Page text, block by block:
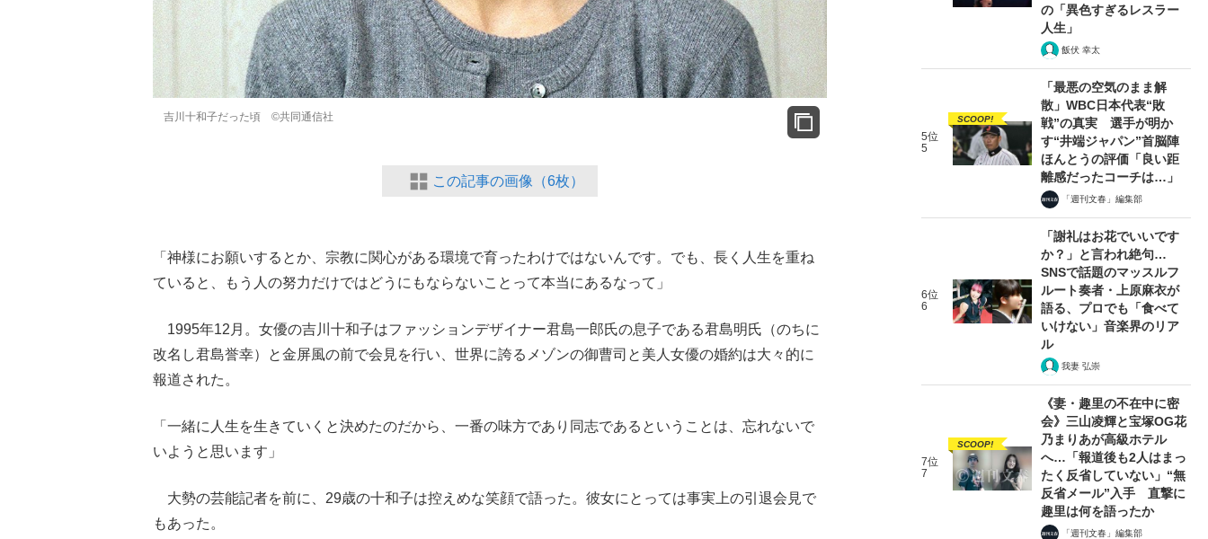
吉川十和子だった頃 ©️共同通信社
この記事の画像（6枚）
「神様にお願いするとか、宗教に関心がある環境で育ったわけではないんです。でも、長く人生を重ね
ていると、もう人の努力だけではどうにもならないことって本当にあるなって」
1995年12月。女優の吉川十和子はファッションデザイナー君島一郎氏の息子である君島明氏（のちに
改名し君島誉幸）と金屏風の前で会見を行い、世界に誇るメゾンの御曹司と美人女優の婚約は大々的に
報道された。
「一緒に人生を生きていくと決めたのだから、一番の味方であり同志であるということは、忘れないで
いようと思います」
大勢の芸能記者を前に、29歳の十和子は控えめな笑顔で語った。彼女にとっては事実上の引退会見で
もあった。
の「異色すぎるレスラー
人生」
飯伏 幸太
5位
5
SCOOP!
「最悪の空気のまま解
散」WBC日本代表“敗
戦”の真実 選手が明か
す“井端ジャパン”首脳陣
ほんとうの評価「良い距
離感だったコーチは…」
「週刊文春」編集部
6位
6
「謝礼はお花でいいです
か？」と言われ絶句…
SNSで話題のマッスルフ
ルート奏者・上原麻衣が
語る、プロでも「食べて
いけない」音楽界のリア
ル
我妻 弘崇
7位
7
SCOOP!
《妻・趣里の不在中に密
会》三山凌輝と宝塚OG花
乃まりあが高級ホテル
へ…「報道後も2人はまっ
たく反省していない」“無
反省メール”入手 直撃に
趣里は何を語ったか
「週刊文春」編集部